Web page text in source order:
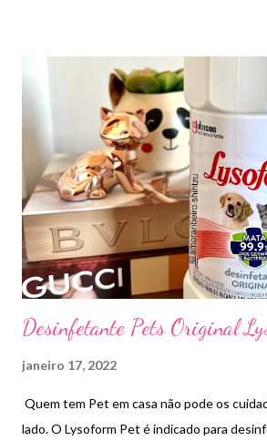
Desinfetante Pets Original
janeiro 17, 2022
Quem tem Pet em casa não pode os
lado. O Lysoform Pet é indicado para